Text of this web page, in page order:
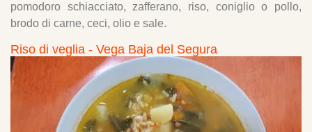
pomodoro schiacciato, zafferano, riso, coniglio o pollo,
brodo di carne, ceci, olio e sale.
Riso di veglia - Vega Baja del Segura